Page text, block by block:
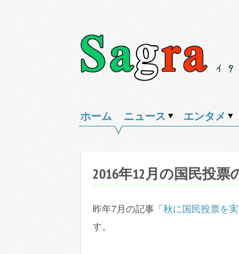
グ
ラ）
タ
ア
様々
ホーム ニュース エンタメ
2016年12月の国民投票
昨年7月の記事「秋に国民投票を
す。